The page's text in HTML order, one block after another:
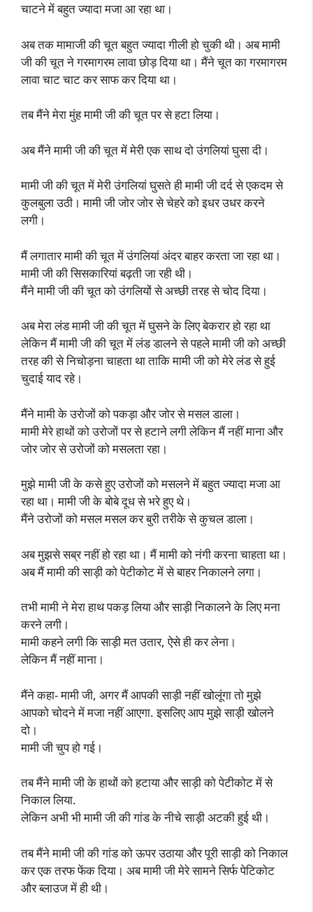
चाटने में बहुत ज्यादा मजा आ रहा था।
अब तक मामाजी की चूत बहुत ज्यादा गीली हो चुकी थी। अब मामी
जी की चूत ने गरमागरम लावा छोड़ दिया था। मैंने चूत का गरमागरम
लावा चाट चाट कर साफ कर दिया था।
तब मैंने मेरा मुंह मामी जी की चूत पर से हटा लिया।
अब मैंने मामी जी की चूत में मेरी एक साथ दो उंगलियां घुसा दी।
मामी जी की चूत में मेरी उंगलियां घुसते ही मामी जी दर्द से एकदम से
कुलबुला उठी। मामी जी जोर जोर से चेहरे को इधर उधर करने
लगी।
मैं लगातार मामी की चूत में उंगलियां अंदर बाहर करता जा रहा था।
मामी जी की सिसकारियां बढ़ती जा रही थी।
मैंने मामी जी की चूत को उंगलियों से अच्छी तरह से चोद दिया।
अब मेरा लंड मामी जी की चूत में घुसने के लिए बेकरार हो रहा था
लेकिन मैं मामी जी की चूत में लंड डालने से पहले मामी जी को अच्छी
तरह की से निचोड़ना चाहता था ताकि मामी जी को मेरे लंड से हुई
चुदाई याद रहे।
मैंने मामी के उरोजों को पकड़ा और जोर से मसल डाला।
मामी मेरे हाथों को उरोजों पर से हटाने लगी लेकिन मैं नहीं माना और
जोर जोर से उरोजों को मसलता रहा।
मुझे मामी जी के कसे हुए उरोजों को मसलने में बहुत ज्यादा मजा आ
रहा था। मामी जी के बोबे दूध से भरे हुए थे।
मैंने उरोजों को मसल मसल कर बुरी तरीके से कुचल डाला।
अब मुझसे सब्र नहीं हो रहा था। मैं मामी को नंगी करना चाहता था।
अब मैं मामी की साड़ी को पेटीकोट में से बाहर निकालने लगा।
तभी मामी ने मेरा हाथ पकड़ लिया और साड़ी निकालने के लिए मना
करने लगी।
मामी कहने लगी कि साड़ी मत उतार, ऐसे ही कर लेना।
लेकिन मैं नहीं माना।
मैंने कहा- मामी जी, अगर मैं आपकी साड़ी नहीं खोलूंगा तो मुझे
आपको चोदने में मजा नहीं आएगा. इसलिए आप मुझे साड़ी खोलने
दो।
मामी जी चुप हो गई।
तब मैंने मामी जी के हाथों को हटाया और साड़ी को पेटीकोट में से
निकाल लिया.
लेकिन अभी भी मामी जी की गांड के नीचे साड़ी अटकी हुई थी।
तब मैंने मामी जी की गांड को ऊपर उठाया और पूरी साड़ी को निकाल
कर एक तरफ फेंक दिया। अब मामी जी मेरे सामने सिर्फ पेटिकोट
और ब्लाउज में ही थी।